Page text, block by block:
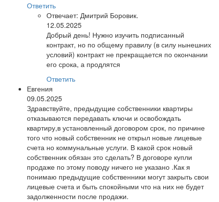
Ответить
Отвечает: Дмитрий Боровик.
12.05.2025
Добрый день! Нужно изучить подписанный
контракт, но по общему правилу (в силу нынешних
условий) контракт не прекращается по окончании
его срока, а продлятся
Ответить
Евгения
09.05.2025
Здравствуйте, предыдущие собственники квартиры
отказываются передавать ключи и освобождать
квартиру,в установленный договором срок, по причине
того что новый собственник не открыл новые лицевые
счета но коммунальные услуги. В какой срок новый
собственник обязан это сделать? В договоре купли
продаже по этому поводу ничего не указано .Как я
понимаю предыдущие собственники могут закрыть свои
лицевые счета и быть спокойными что на них не будет
задолженности после продажи.